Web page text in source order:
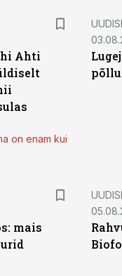
Ahti
on enam kui
mais